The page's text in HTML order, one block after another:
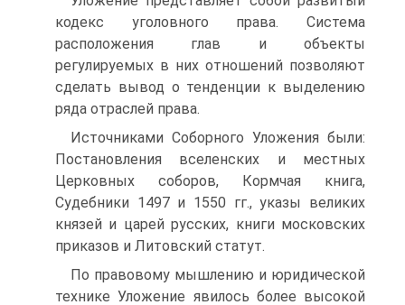
кодекс уголовного права. Система
расположения глав и объекты
регулируемых в них отношений позволяют
сделать вывод о тенденции к выделению
ряда отраслей права.
Источниками Соборного Уложения были:
Постановления вселен­ских и местных
Церковных соборов, Кормчая книга,
Судебники 1497 и 1550 гг., указы великих
князей и царей русских, книги московских
при­казов и Литовский статут.
По правовому мышлению и юридической
технике Уложение яви­лось более высокой